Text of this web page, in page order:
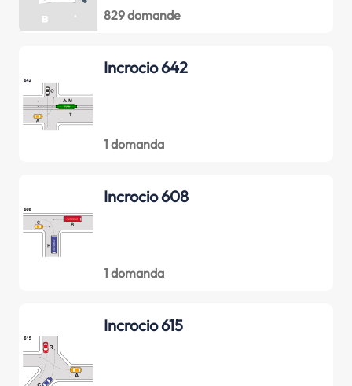
829 domande
Incrocio 642
1 domanda
Incrocio 608
1 domanda
Incrocio 615